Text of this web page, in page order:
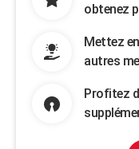
obtenez
Mettez
autres
Profitez